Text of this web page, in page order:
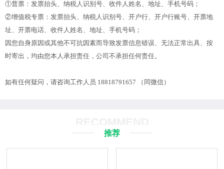
①普票：发票抬头、纳税人识别号、收件人姓名、地址、手机号码；
②增值税专票：发票抬头、纳税人识别号、开户行、开户行账号、开票地
址、开票电话、收件人姓名、地址、手机号码；
因您自身原因或其他不可抗因素而导致发票信息错误、无法正常出具、按
时寄出，均由您本人承担责任，公司不承担任何责任。
如有任何疑问，请咨询工作人员 18818791657 （同微信）
推荐